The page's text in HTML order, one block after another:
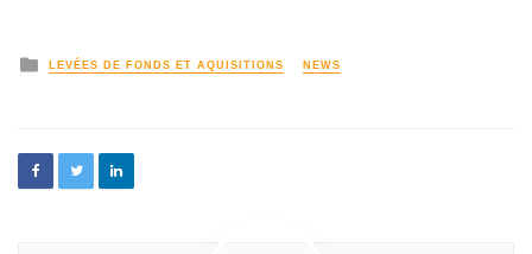
LEVÉES DE FONDS ET AQUISITIONS NEWS